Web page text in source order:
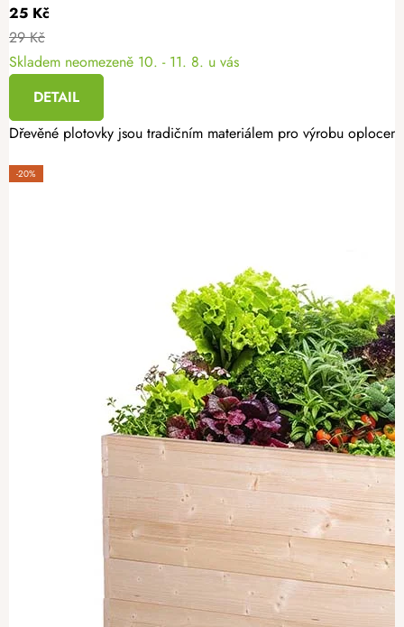
25 Kč
29 Kč
Skladem neomezeně 10. - 11. 8. u vás
DETAIL
Dřevěné plotovky jsou tradičním materiálem pro výrobu
-20%